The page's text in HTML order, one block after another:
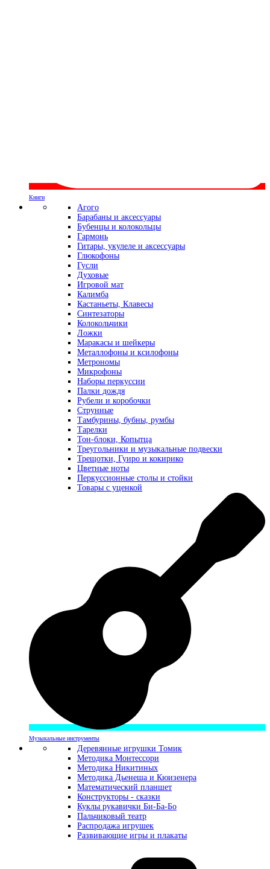
Книги
Агого
Барабаны и аксессуары
Бубенцы и колокольцы
Гармонь
Гитары, укулеле и аксессуары
Глюкофоны
Гусли
Духовые
Игровой мат
Калимба
Кастаньеты, Клавесы
Синтезаторы
Колокольчики
Ложки
Маракасы и шейкеры
Металлофоны и ксилофоны
Метрономы
Микрофоны
Наборы перкуссии
Палки дождя
Рубели и коробочки
Струнные
Тамбурины, бубны, румбы
Тарелки
Тон-блоки, Копытца
Треугольники и музыкальные подвески
Трещотки, Гуиро и кокирико
Цветные ноты
Перкуссионные столы и стойки
Товары с уценкой
Музыкальные инструменты
Деревянные игрушки Томик
Методика Монтессори
Методика Никитиных
Методика Дьенеша и Кюизенера
Математический планшет
Конструкторы - сказки
Куклы рукавички Би-Ба-Бо
Пальчиковый театр
Распродажа игрушек
Развивающие игры и плакаты